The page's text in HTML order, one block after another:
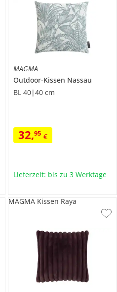
MAGMA
Outdoor-Kissen Nassau
BL 40|40 cm
32,95 €
Lieferzeit: bis zu 3 Werktage
MAGMA Kissen Raya